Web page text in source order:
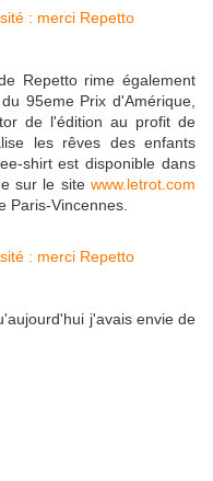
Repetto rime également
95eme Prix d'Amérique,
de l'édition au profit de
les rêves des enfants
shirt est disponible dans
sur le site www.letrot.com
Paris-Vincennes.
j'avais envie de